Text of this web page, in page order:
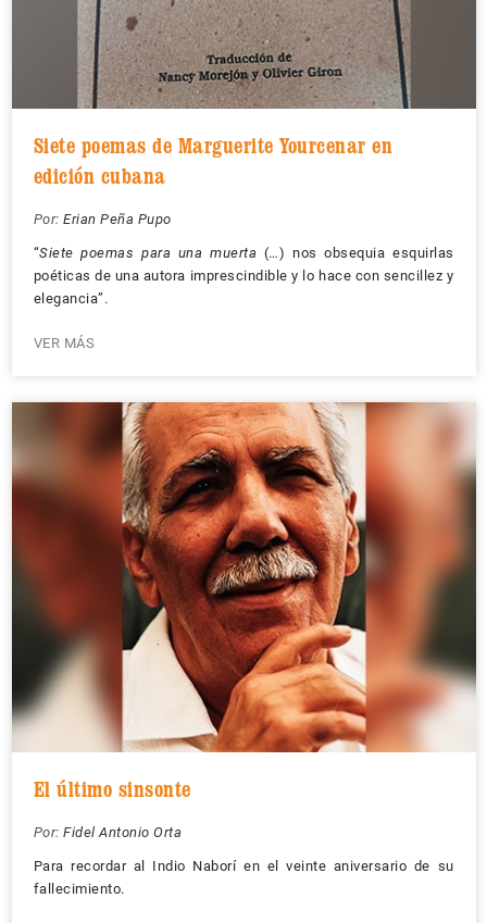
Siete poemas de Marguerite Yourcenar en
edición cubana
Por: Erian Peña Pupo
“Siete poemas para una muerta (…) nos obsequia esquirlas
poéticas de una autora imprescindible y lo hace con sencillez y
elegancia”.
VER MÁS
El último sinsonte
Por: Fidel Antonio Orta
Para recordar al Indio Naborí en el veinte aniversario de su
fallecimiento.